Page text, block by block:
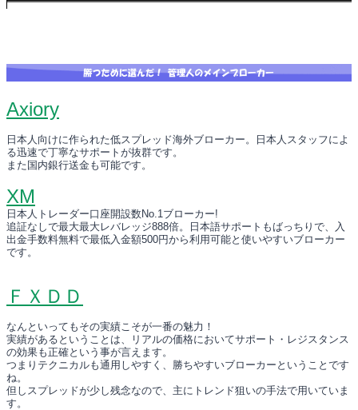
Axiory
日本人向けに作られた低スプレッド海外ブローカー。日本人スタッフによ
る迅速で丁寧なサポートが抜群です。
また国内銀行送金も可能です。
XM
日本人トレーダー口座開設数No.1ブローカー!
追証なしで最大最大レバレッジ888倍。日本語サポートもばっちりで、入
出金手数料無料で最低入金額500円から利用可能と使いやすいブローカー
です。
ＦＸＤＤ
なんといってもその実績こそが一番の魅力！
実績があるということは、リアルの価格においてサポート・レジスタンス
の効果も正確という事が言えます。
つまりテクニカルも通用しやすく、勝ちやすいブローカーということです
ね。
但しスプレッドが少し残念なので、主にトレンド狙いの手法で用いていま
す。